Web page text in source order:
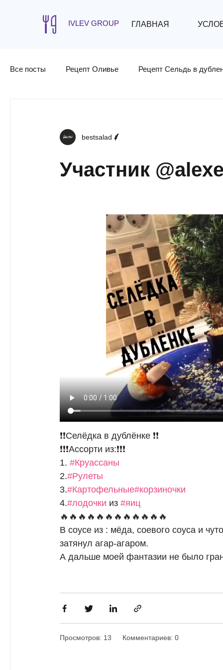
IVLEV GROUP ГЛАВНАЯ
Все посты Рецепт Оливье Рецепт Сельдь в
bestsalad
Участник
❗️❗️Селёдка в дублёнке ❗️❗️
❗️❗️❗️Ассорти из:❗️❗️❗️
1. #Круассаны
2.#Рулеты
3.#Картофельные#корзиночки
4.#лодочки из #яиц
🔥🔥🔥🔥🔥🔥🔥🔥🔥🔥🔥🔥
В соусе из : мёда, соевого соуса и
затянул агар-агаром.
А дальше моей фантазии не было
Просмотров: 13 Комментариев: 0